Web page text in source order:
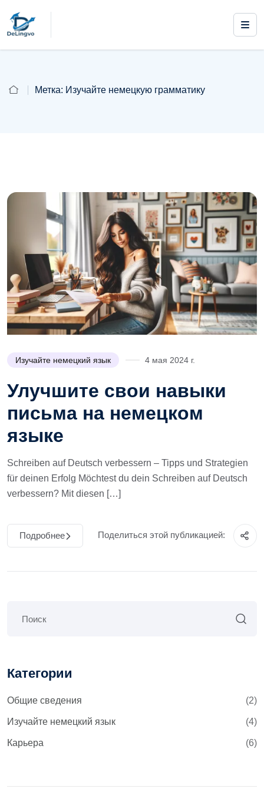
Метка: Изучайте немецкую грамматику
Изучайте немецкий язык 4 мая 2024 г.
Улучшите свои навыки
письма на немецком
языке
Schreiben auf Deutsch verbessern – Tipps und Strategien
für deinen Erfolg Möchtest du dein Schreiben auf Deutsch
verbessern? Mit diesen […]
Подробнее Поделиться этой публикацией:
Категории
Общие сведения (2)
Изучайте немецкий язык (4)
Карьера (6)